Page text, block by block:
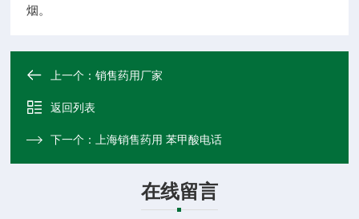
烟。
上一个：销售药用厂家
返回列表
下一个： 上海销售药用 苯甲酸电话
在线留言